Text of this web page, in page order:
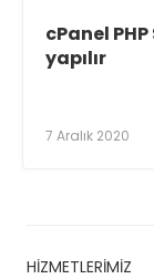
cPanel
yapılır
7 Aralık 2020
HIZMETLERIMIZ